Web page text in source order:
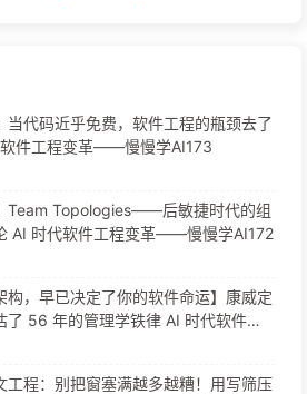
当代码近乎免费，软件工程的瓶颈去了
件工程变革——慢慢学AI173
Team Topologies——后敏捷时代的组
AI 时代软件工程变革——慢慢学AI172
构，早已决定了你的软件命运】康威定
56 年的管理学铁律 AI 时代软件工
学AI171
工程：别把窗塞满越多越糟！用写筛压